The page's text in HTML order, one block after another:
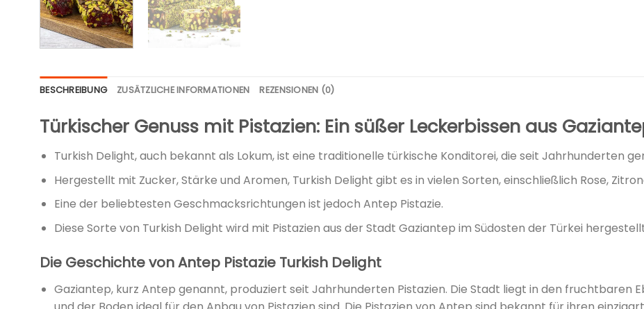
BESCHREIBUNG ZUSÄTZLICHE INFORMATIONEN REZENSIONEN (0)
Türkischer Genuss mit Pistazien: Ein süßer Leckerbissen aus
Turkish Delight, auch bekannt als Lokum, ist eine traditionelle türkische Konditorei, die seit Jahrhunderten
Hergestellt mit Zucker, Stärke und Aromen, Turkish Delight gibt es in vielen Sorten, einschließlich Rose,
Eine der beliebtesten Geschmacksrichtungen ist jedoch Antep Pistazie.
Diese Sorte von Turkish Delight wird mit Pistazien aus der Stadt Gaziantep im Südosten der Türkei
Die Geschichte von Antep Pistazie Turkish Delight
Gaziantep, kurz Antep genannt, produziert seit Jahrhunderten Pistazien. Die Stadt liegt in den fruchtbaren